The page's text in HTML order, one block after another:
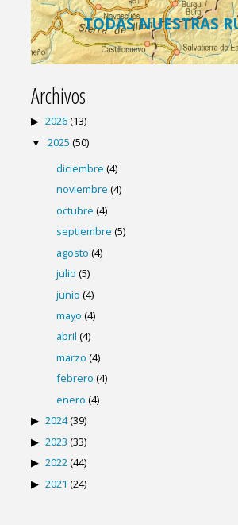
TODAS NUESTRAS
Archivos
2026(13)
2025 (50)
diciembre (4)
noviembre (4)
octubre (4)
septiembre (5)
agosto (4)
julio (5)
junio (4)
mayo (4)
abril (4)
marzo (4)
febrero (4)
enero (4)
2024(39)
2023 (33)
2022(44)
2021 (24)